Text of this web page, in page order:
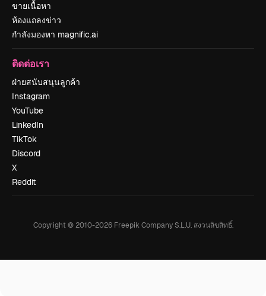
ขายเนื้อหา
ห้องแถลงข่าว
กำลังมองหา magnific.ai
ติดต่อเรา
ฝ่ายสนับสนุนลูกค้า
Instagram
YouTube
LinkedIn
TikTok
Discord
X
Reddit
Copyright © 2010-2026Freepik Company S.L.U. สงวนลิขสิทธิ์.